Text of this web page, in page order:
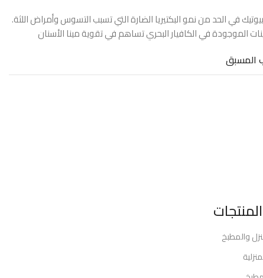
في الحد من نمو البكتيريا الضارة التي تسبب التسوس وأمراض اللثة.
الموجودة في الكافيار البحري تساهم في تقوية مينا الأسنان
المسبق
والمطبخ